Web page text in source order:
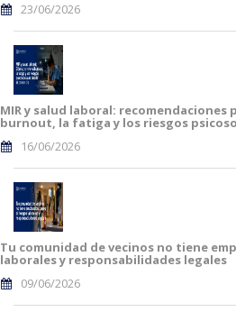
23/06/2026
MIR y salud laboral: recomendaciones
burnout, la fatiga y los riesgos
16/06/2026
Tu comunidad de vecinos no tiene
laborales y responsabilidades legales
09/06/2026